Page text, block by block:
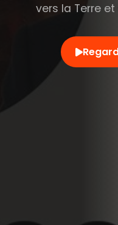
vers la Terre